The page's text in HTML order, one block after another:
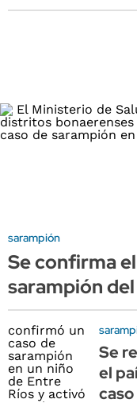
sarampión
Se confirma
sarampión
Se
el